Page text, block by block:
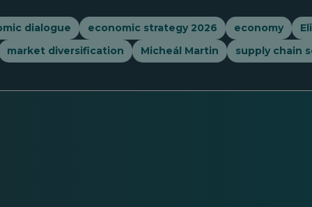
dialogue economic strategy 2026 economy
market diversification
Micheál Martin supply chain